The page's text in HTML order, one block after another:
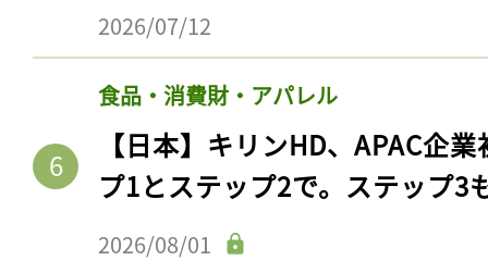
2026/07/12
食品・消費財・アパレル
【日本】キリンHD、APAC企
プ1とステップ2で。ステップ3
2026/08/01
記事をお気に入りに
ログインが必
ログイン